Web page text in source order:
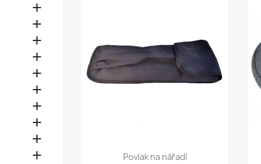









 Rychlý náhled
Povlak na nářadí